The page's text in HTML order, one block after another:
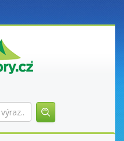
Zadejte
hledaný